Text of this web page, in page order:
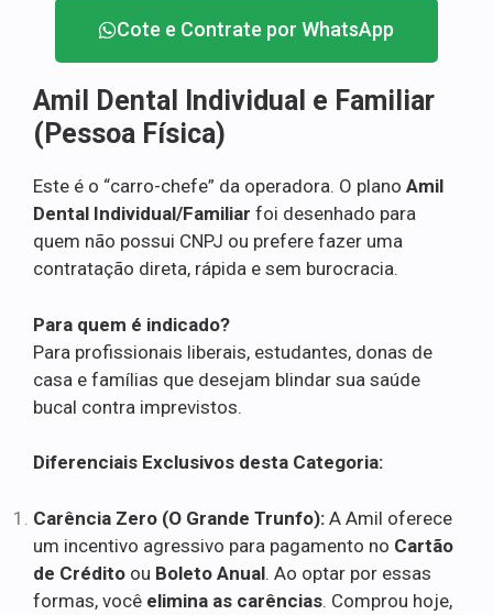
Cote e Contrate por WhatsApp
Amil Dental Individual e Familiar
(Pessoa Física)
Este é o “carro-chefe” da operadora. O plano Amil
Dental Individual/Familiar foi desenhado para
quem não possui CNPJ ou prefere fazer uma
contratação direta, rápida e sem burocracia.
Para quem é indicado?
Para profissionais liberais, estudantes, donas de
casa e famílias que desejam blindar sua saúde
bucal contra imprevistos.
Diferenciais Exclusivos desta Categoria:
Carência Zero (O Grande Trunfo): A Amil oferece
um incentivo agressivo para pagamento no Cartão
de Crédito ou Boleto Anual. Ao optar por essas
formas, você elimina as carências. Comprou hoje,